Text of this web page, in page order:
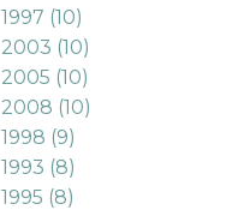
1997 (10)
2003 (10)
2005 (10)
2008 (10)
1998 (9)
1993 (8)
1995 (8)